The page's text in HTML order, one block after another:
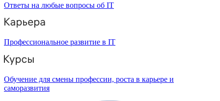
Ответы на любые вопросы об IT
Профессиональное развитие в IT
Обучение для смены профессии, роста в карьере и
саморазвития